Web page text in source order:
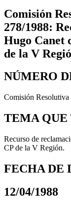
Comisión
278/1988:
Hugo Canet
de la V
NÚMERO
Comisión
TEMA QUE
Recurso de
CP de la V Región.
FECHA DE
12/04/1988